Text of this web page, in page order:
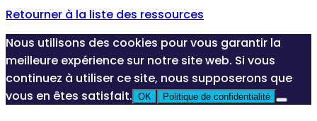
Retourner à la liste des ressources
Nous utilisons des cookies pour vous garantir la
meilleure expérience sur notre site web. Si vous
continuez à utiliser ce site, nous supposerons que
vous en êtes satisfait. OK Politique de confidentialité